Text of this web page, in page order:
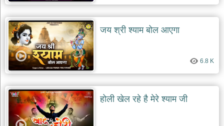
देश
भक्ति
भजन
patriotic
bhajans
खाटू
श्याम
भजन
khatu
shaym
bhajans
जय श्री श्याम बोल आएगा
6.8 K
होली खेल रहे है मेरे श्याम जी